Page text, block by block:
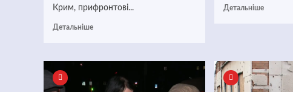
Крим, прифронтові...
Детальніше
Детальніше